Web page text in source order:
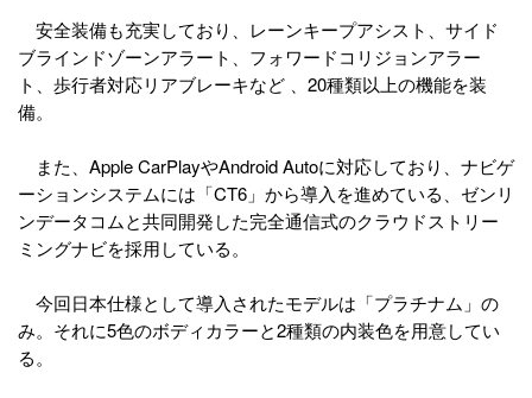
安全装備も充実しており、レーンキープアシスト、サイド
ブラインドゾーンアラート、フォワードコリジョンアラー
ト、歩行者対応リアブレーキなど 、20種類以上の機能を装
備。
また、Apple CarPlayやAndroid Autoに対応しており、ナビゲ
ーションシステムには「CT6」から導入を進めている、ゼンリ
ンデータコムと共同開発した完全通信式のクラウドストリー
ミングナビを採用している。
今回日本仕様として導入されたモデルは「プラチナム」の
み。それに5色のボディカラーと2種類の内装色を用意してい
る。